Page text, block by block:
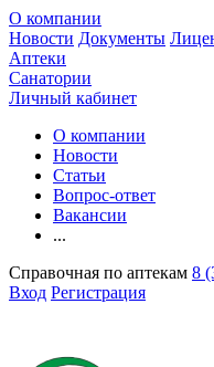
О компании
Новости Документы
Аптеки
Санатории
Личный кабинет
О компании
Новости
Статьи
Вопрос-ответ
Вакансии
...
Справочная по аптекам 8
Вход Регистрация